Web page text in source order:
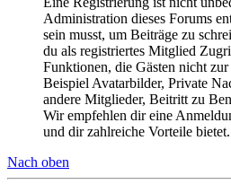
Administration dieses Forums
sein musst, um Beiträge zu
du als registriertes Mitglied
Funktionen, die Gästen nicht
Beispiel Avatarbilder, Private
andere Mitglieder, Beitritt zu
Wir empfehlen dir eine
und dir zahlreiche Vorteile bietet.
Nach oben